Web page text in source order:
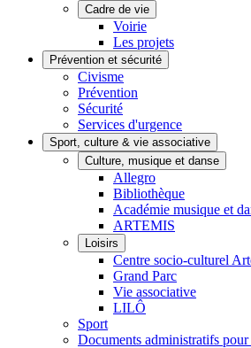
Cadre de vie
Voirie
Les projets
Prévention et sécurité
Civisme
Prévention
Sécurité
Services d'urgence
Sport, culture & vie associative
Culture, musique et danse
Allegro
Bibliothèque
Académie musique et
ARTEMIS
Loisirs
Centre socio-culturel
Grand Parc
Vie associative
LILÔ
Sport
Documents administratifs pour